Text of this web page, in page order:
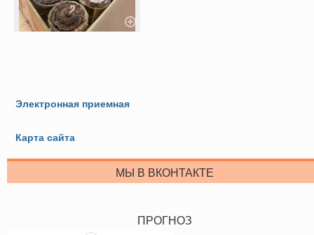
Электронная приемная
Карта сайта
МЫ В ВКОНТАКТЕ
ПРОГНОЗ